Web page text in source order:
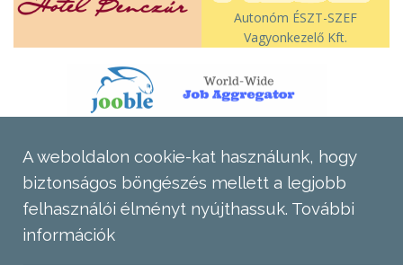
Autonóm ÉSZT-SZEF
Vagyonkezelő Kft.
A weboldalon cookie-kat használunk, hogy
biztonságos böngészés mellett a legjobb
felhasználói élményt nyújthassuk. További
információk